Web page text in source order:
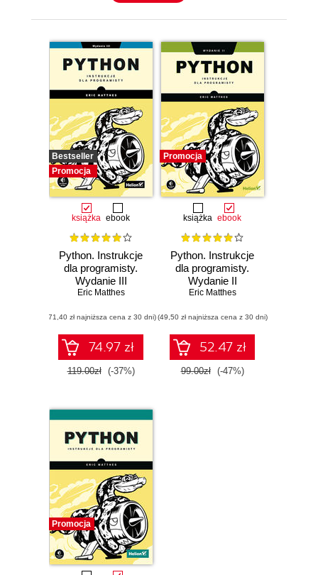
Bestseller
Promocja
książka ebook
Python. Instrukcje
dla programisty.
Wydanie III
Eric Matthes
(71,40 zł najniższa cena z 30 dni)
74.97 zł
119.00zł (-37%)
Promocja
książka ebook
Python. Instrukcje
dla programisty.
Wydanie II
Eric Matthes
(49,50 zł najniższa cena z 30 dni)
52.47 zł
99.00zł (-47%)
Promocja